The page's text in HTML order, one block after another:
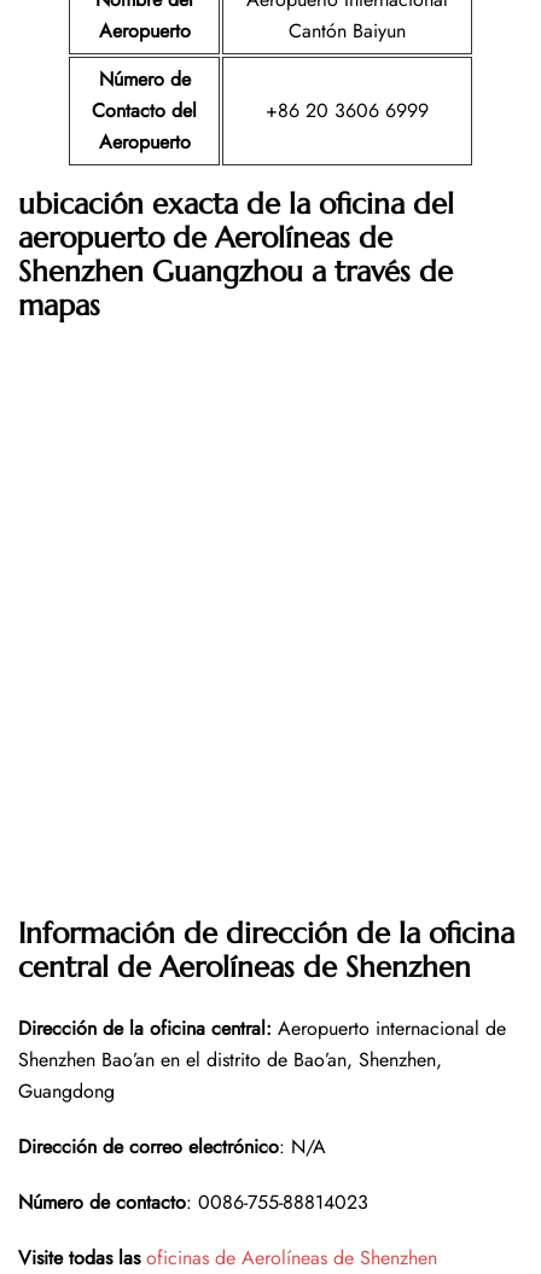
Aeropuerto
Cantón Baiyun
Número de
Contacto del
Aeropuerto
+86 20 3606 6999
ubicación exacta de la oficina del
aeropuerto de Aerolíneas de
Shenzhen Guangzhou a través de
mapas
Información de dirección de la oficina
central de Aerolíneas de Shenzhen
Dirección de la oficina central: Aeropuerto internacional de
Shenzhen Bao’an en el distrito de Bao’an, Shenzhen,
Guangdong
Dirección de correo electrónico: N/A
Número de contacto: 0086-755-88814023
Visite todas las oficinas de Aerolíneas de Shenzhen